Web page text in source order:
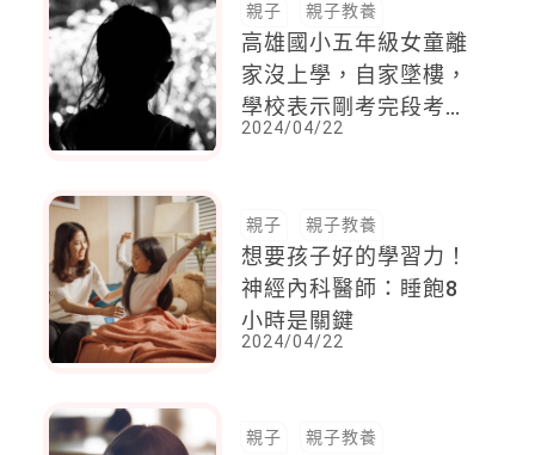
親子 親子教養
高雄國小五年級女童離
家沒上學，自家墜樓，
學校表示剛考完段考，
但在校無異狀，警方調
2024/04/22
親子 親子教養
想要孩子好的學習力！
神經內科醫師：睡飽8
小時是關鍵
2024/04/22
親子 親子教養